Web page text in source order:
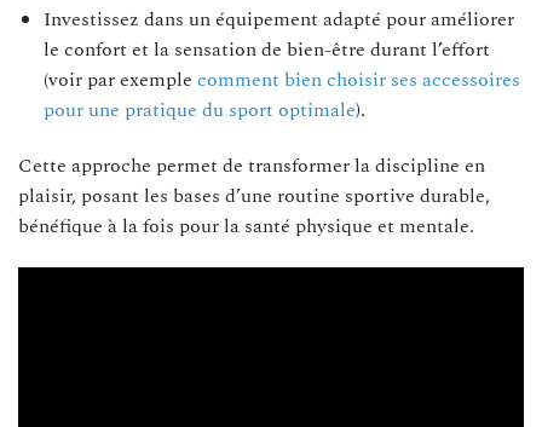
Investissez dans un équipement adapté pour améliorer
le confort et la sensation de bien-être durant l’effort
(voir par exemple comment bien choisir ses accessoires
pour une pratique du sport optimale).
Cette approche permet de transformer la discipline en
plaisir, posant les bases d’une routine sportive durable,
bénéfique à la fois pour la santé physique et mentale.